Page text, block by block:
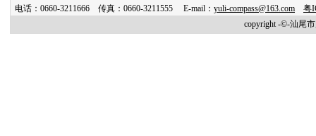
电话：0660-3211666 传真：0660-3211555 E-mail： yuli-compass@163.com
粤
copyright -©-汕尾